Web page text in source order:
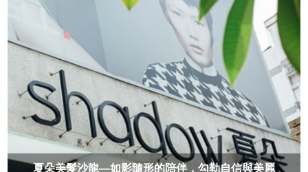
夏朵美髮沙龍—如影隨形的陪伴，勾勒自信與美麗